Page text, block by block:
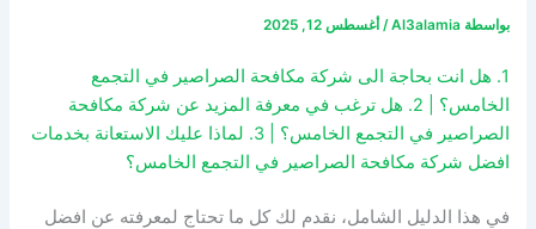
بواسطة Al3alamia
/ أغسطس 12, 2025
1. هل انت بحاجة الى شركة مكافحة الصراصير في التجمع
الخامس؟ | 2. هل ترغب في معرفة المزيد عن شركة مكافحة
الصراصير في التجمع الخامس؟ | 3. لماذا عليك الاستعانة بخدمات
افضل شركة مكافحة الصراصير في التجمع الخامس؟
في هذا الدليل الشامل، نقدم لك كل ما تحتاج لمعرفته عن افضل